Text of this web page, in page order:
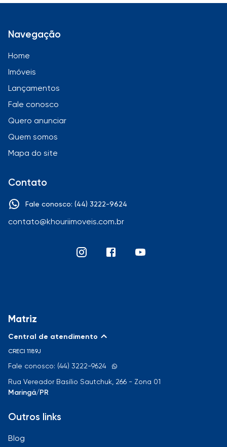
Navegação
Home
Imóveis
Lançamentos
Fale conosco
Quero anunciar
Quem somos
Mapa do site
Contato
Fale conosco: (44) 3222-9624
contato@khouriimoveis.com.br
Matriz
Central de atendimento
CRECI 1189J
Fale conosco: (44) 3222-9624
Rua Vereador Basílio Sautchuk, 266 - Zona 01
Maringá/PR
Outros links
Blog